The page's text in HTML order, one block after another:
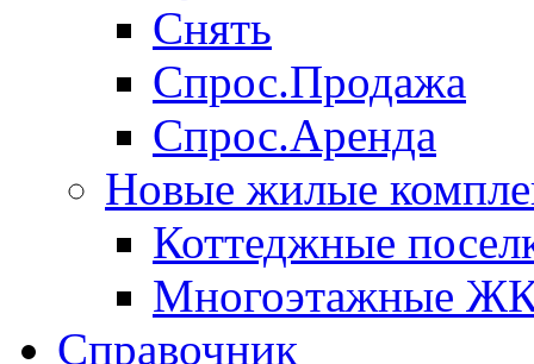
Снять
Спрос.Продажа
Спрос.Аренда
Новые жилые
Коттеджные
Многоэтажные
Справочник